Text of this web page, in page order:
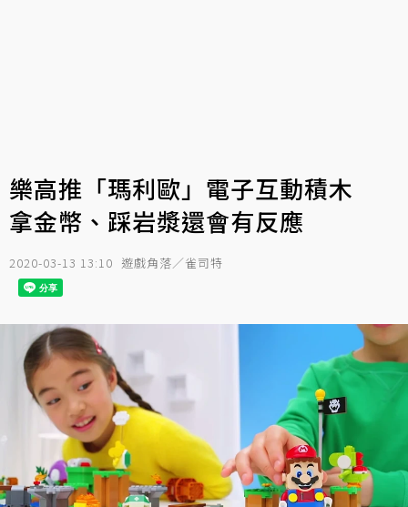
樂高推「瑪利歐」電子互動積木
拿金幣、踩岩漿還會有反應
2020-03-13 13:10 遊戲角落／雀司特